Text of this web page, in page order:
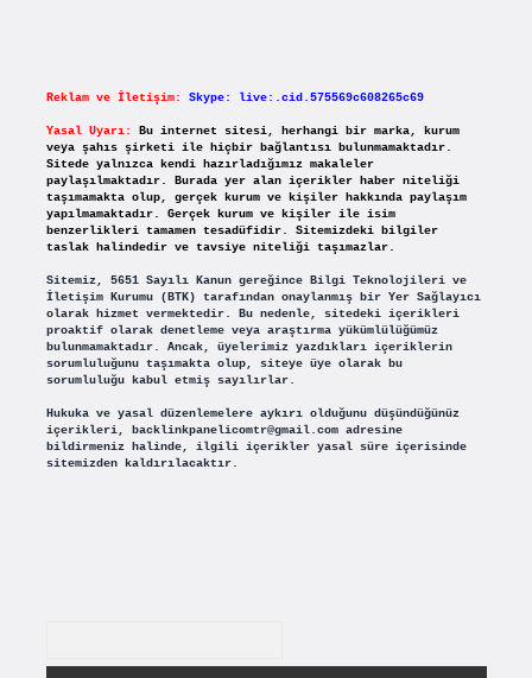
Reklam ve İletişim: Skype: live:.cid.575569c608265c69
Yasal Uyarı:
Bu internet sitesi, herhangi bir marka, kurum
veya şahıs şirketi ile hiçbir bağlantısı bulunmamaktadır.
Sitede yalnızca kendi hazırladığımız makaleler
paylaşılmaktadır. Burada yer alan içerikler haber niteliği
taşımamakta olup, gerçek kurum ve kişiler hakkında paylaşım
yapılmamaktadır. Gerçek kurum ve kişiler ile isim
benzerlikleri tamamen tesadüfidir. Sitemizdeki bilgiler
taslak halindedir ve tavsiye niteliği taşımazlar.
Sitemiz, 5651 Sayılı Kanun gereğince Bilgi Teknolojileri ve
İletişim Kurumu (BTK) tarafından onaylanmış bir Yer Sağlayıcı
olarak hizmet vermektedir. Bu nedenle, sitedeki içerikleri
proaktif olarak denetleme veya araştırma yükümlülüğümüz
bulunmamaktadır. Ancak, üyelerimiz yazdıkları içeriklerin
sorumluluğunu taşımakta olup, siteye üye olarak bu
sorumluluğu kabul etmiş sayılırlar.
Hukuka ve yasal düzenlemelere aykırı olduğunu düşündüğünüz
içerikleri, backlinkpanelicomtr@gmail.comadresine
bildirmeniz halinde, ilgili içerikler yasal süre içerisinde
sitemizden kaldırılacaktır.